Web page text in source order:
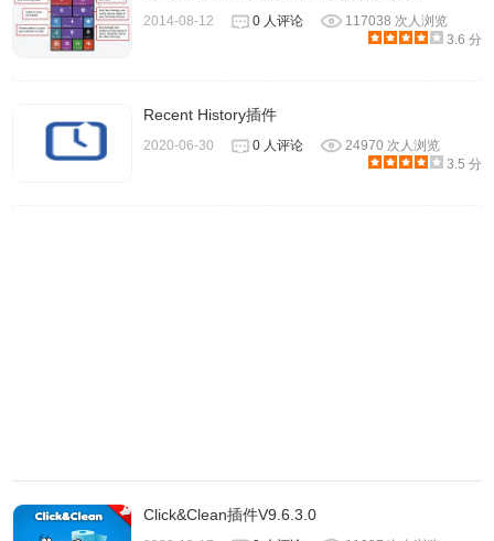
5、选择需要被清理的历史记录，点击“Run Eraser”键，进行
清除。
2014-08-12 0 人评论
117038 次人浏览
3.6 分
Recent History插件
2020-06-30 0 人评论
24970 次人浏览
3.5 分
Click&Clean插件V9.6.3.0